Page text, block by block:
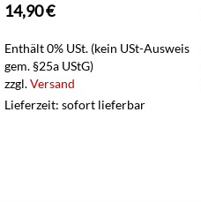
14,90€
Enthält 0% USt. (kein USt-Ausweis
gem. §25a UStG)
zzgl.Versand
Lieferzeit: sofort lieferbar